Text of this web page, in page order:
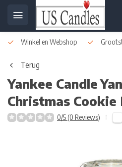
Winkel en Webshop
Terug
Yankee Candle
Christmas Cookie
0/5 (0 Reviews)